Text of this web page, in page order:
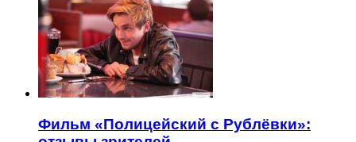
Фильм «Полицейский с Рублёвки»: